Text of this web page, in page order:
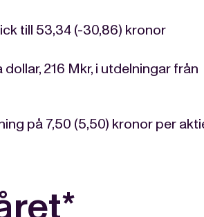
till 53,34 (-30,86) kronor
216 Mkr, i utdelningar från
på 7,50 (5,50) kronor per